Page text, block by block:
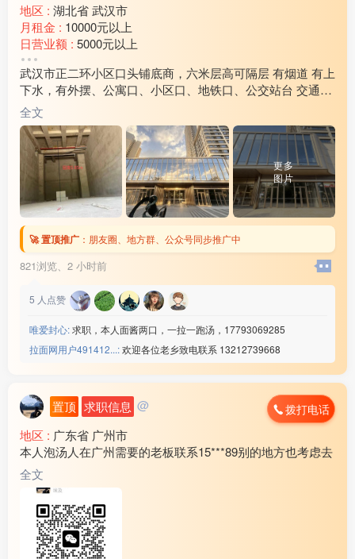
地区 : 湖北省 武汉市
月租金 : 10000元以上
日营业额 : 5000元以上
转让费 :
周边环境 :学校 小区 车站 市场
店内设施 :水电 燃气 齐全
武汉市正二环小区口头铺底商，六米层高可隔层 有烟道 有上
下水，有外摆、公寓口、小区口、地铁口、公交站台 交通便
利周边超3000户养活九间铺子。二层健身、棋牌、会所等业
态汇聚人流
全文
更多
图片
🚀 置顶推广 ： 朋友圈、地方群、公众号同步推广中
821浏览、 2 小时前
5 人点赞
唯爱封心:求职，本人面酱两口，一拉一跑汤，17793069285
拉面网用户491412...:欢迎各位老乡致电联系 13212739668
置顶 求职信息 @ 拨打电话
地区 : 广东省 广州市
本人泡汤人在广州需要的老板联系15***89别的地方也考虑去
全文